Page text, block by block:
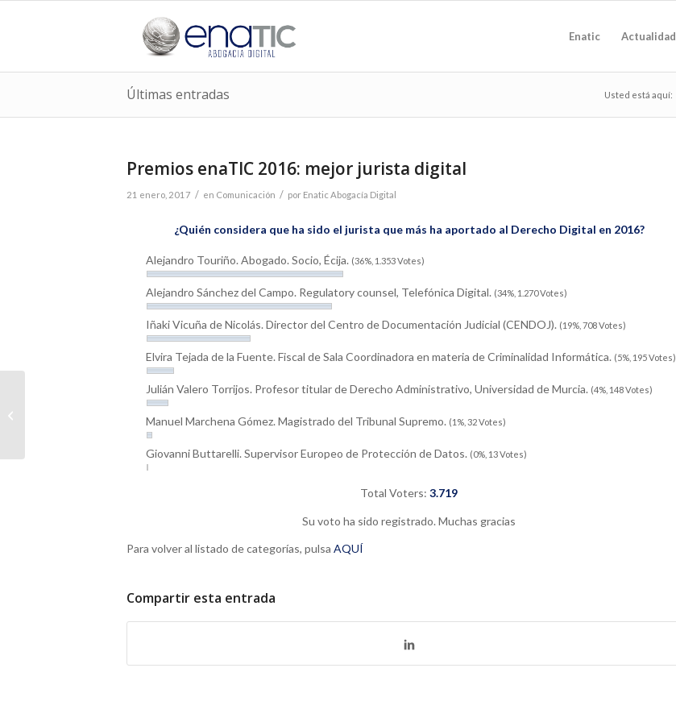
Enatic Actualidad
Últimas entradas Usted está aquí:
Premios enaTIC 2016: mejor jurista digital
21 enero, 2017 / en Comunicación / por Enatic Abogacía Digital
¿Quién considera que ha sido el jurista que más ha aportado al Derecho Digital en 2016?
Alejandro Touriño. Abogado. Socio, Écija. (36%, 1.353 Votes)
Alejandro Sánchez del Campo. Regulatory counsel, Telefónica Digital. (34%, 1.270 Votes)
Iñaki Vicuña de Nicolás. Director del Centro de Documentación Judicial (CENDOJ). (19%, 708 Votes)
Elvira Tejada de la Fuente. Fiscal de Sala Coordinadora en materia de Criminalidad Informática. (5%, 195 Votes)
Julián Valero Torrijos. Profesor titular de Derecho Administrativo, Universidad de Murcia. (4%, 148 Votes)
Manuel Marchena Gómez. Magistrado del Tribunal Supremo. (1%, 32 Votes)
Giovanni Buttarelli. Supervisor Europeo de Protección de Datos. (0%, 13 Votes)
Total Voters:3.719
Su voto ha sido registrado. Muchas gracias
Para volver al listado de categorías, pulsa AQUÍ
Compartir esta entrada
Premios enaTIC 2016: innovación